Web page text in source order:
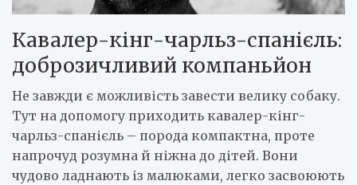
Кавалер-кінг-чарльз-спанієль:
доброзичливий компаньйон
Не завжди є можливість завести велику собаку.
Тут на допомогу приходить кавалер-кінг-
чарльз-спанієль – порода компактна, проте
напрочуд розумна й ніжна до дітей. Вони
чудово ладнають із малюками, легко засвоюють